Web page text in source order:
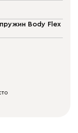
Body Flex